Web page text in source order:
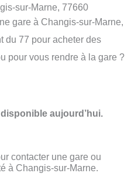
sur-Marne, 77660
gare à Changis-sur-Marne,
du 77 pour acheter des
pour vous rendre à la gare ?
aujourd’hui.
contacter une gare ou
à Changis-sur-Marne.